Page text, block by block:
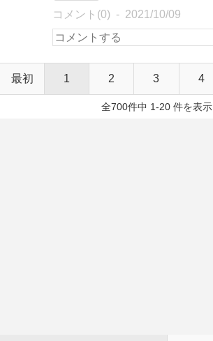
コメント(0) 2021/10/09
最初 1 2 3 4
全700件中 1-20 件を表示